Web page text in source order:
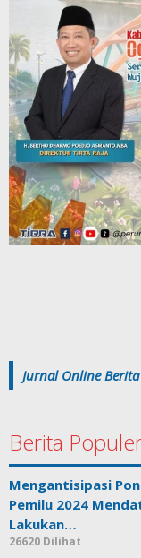
Jurnal Online
Berita
Mengantisipasi
Pemilu 2024
Lakukan…
26620 Dilihat